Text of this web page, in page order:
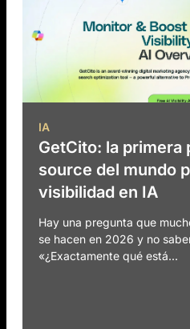
IA
GetCito: la primera
source del mundo
visibilidad en IA
Hay una pregunta que
se hacen en 2026 y no
«¿Exactamente qué está...